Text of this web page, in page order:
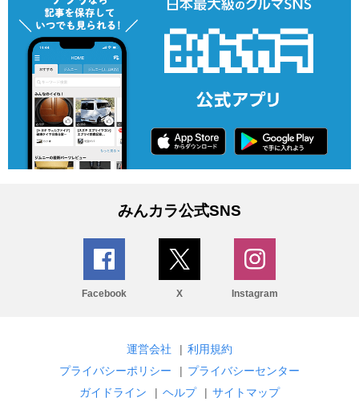
みんカラ公式SNS
Facebook X Instagram
運営会社 | 利用規約
プライバシーポリシー
| プライバシーセンター
ガイドライン
| ヘルプ | サイトマップ